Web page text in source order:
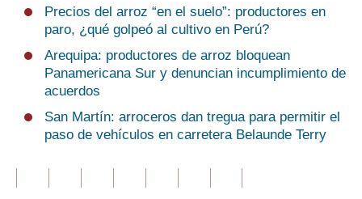
Precios del arroz “en el suelo”: productores en
paro, ¿qué golpeó al cultivo en Perú?
Arequipa: productores de arroz bloquean
Panamericana Sur y denuncian incumplimiento de
acuerdos
San Martín: arroceros dan tregua para permitir el
paso de vehículos en carretera Belaunde Terry